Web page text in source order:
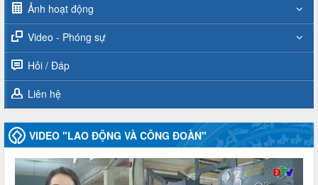
Ảnh hoạt động
Video - Phóng sự
Hỏi / Đáp
Liên hệ
VIDEO "LAO ĐỘNG VÀ CÔNG ĐOÀN"